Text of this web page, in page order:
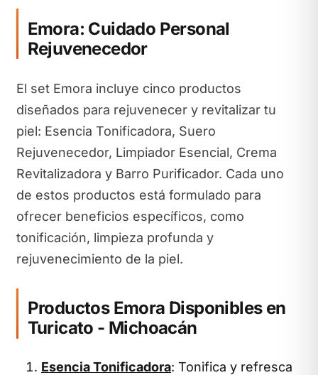
Emora: Cuidado Personal
Rejuvenecedor
El set Emora incluye cinco productos
diseñados para rejuvenecer y revitalizar tu
piel: Esencia Tonificadora, Suero
Rejuvenecedor, Limpiador Esencial, Crema
Revitalizadora y Barro Purificador. Cada uno
de estos productos está formulado para
ofrecer beneficios específicos, como
tonificación, limpieza profunda y
rejuvenecimiento de la piel.
Productos Emora Disponibles en
Turicato - Michoacán
Esencia Tonificadora: Tonifica y refresca